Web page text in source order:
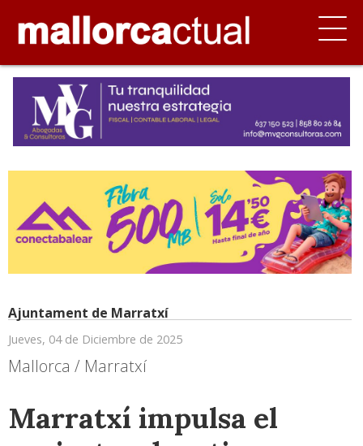
Ajuntament de Marratxí
Jueves, 04 de Diciembre de 2025
Mallorca / Marratxí
Marratxí impulsa el